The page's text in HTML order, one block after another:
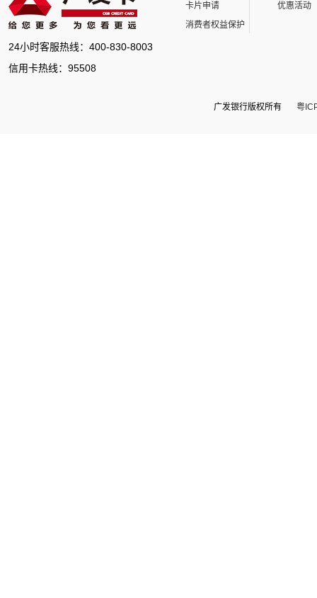
24小时客服热线：400-830-8003
信用卡热线：95508
卡片申请
消费者权益保护
优惠活动
广发银行版权所有 粤